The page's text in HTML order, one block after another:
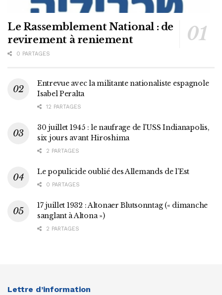
Le Rassemblement National : de
revirement à reniement
0 PARTAGES
Entrevue avec la militante nationaliste espagnole
Isabel Peralta
12 PARTAGES
30 juillet 1945 : le naufrage de l’USS Indianapolis,
six jours avant Hiroshima
2 PARTAGES
Le populicide oublié des Allemands de l’Est
0 PARTAGES
17 juillet 1932 : Altonaer Blutsonntag (« dimanche
sanglant à Altona »)
2 PARTAGES
Lettre d’information